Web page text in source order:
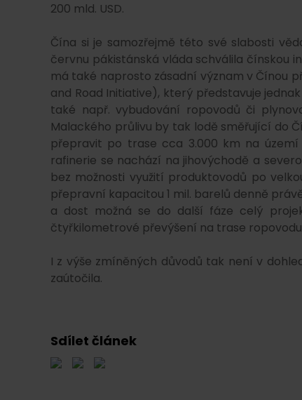
200 mld. USD.
Čína si je samozřejmě této své slabosti
červnu pákistánská vláda schválila čínskou
má také naprosto zásadní význam v Čínou
and Road Initiative), který představuje
také např. vybudování ropovodů či
Malackého průlivu by tak lodě směřující do
přepravit po trase cca 3.000 km na
rafinerie se nachází na jihovýchodě a
bez možnosti využití produktovodů po
přepravní kapacitou 1 mil. barelů denně
a dost možná se do další fáze celý
čtyřkilometrové převýšení na trase
I z výše zmíněných důvodů tak není v
zaútočila.
Sdílet článek